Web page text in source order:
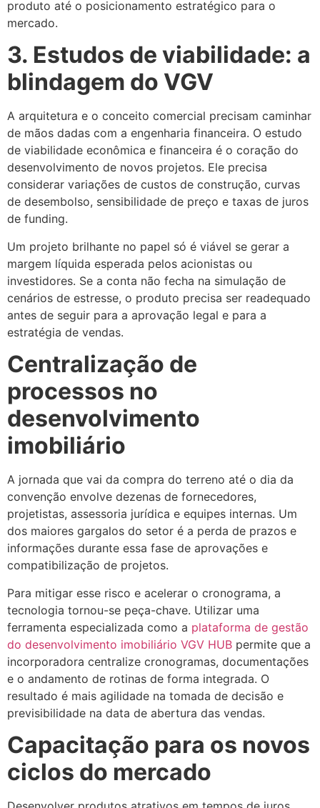
produto até o posicionamento estratégico para o
mercado.
3. Estudos de viabilidade: a
blindagem do VGV
A arquitetura e o conceito comercial precisam caminhar
de mãos dadas com a engenharia financeira. O estudo
de viabilidade econômica e financeira é o coração do
desenvolvimento de novos projetos. Ele precisa
considerar variações de custos de construção, curvas
de desembolso, sensibilidade de preço e taxas de juros
de funding.
Um projeto brilhante no papel só é viável se gerar a
margem líquida esperada pelos acionistas ou
investidores. Se a conta não fecha na simulação de
cenários de estresse, o produto precisa ser readequado
antes de seguir para a aprovação legal e para a
estratégia de vendas.
Centralização de
processos no
desenvolvimento
imobiliário
A jornada que vai da compra do terreno até o dia da
convenção envolve dezenas de fornecedores,
projetistas, assessoria jurídica e equipes internas. Um
dos maiores gargalos do setor é a perda de prazos e
informações durante essa fase de aprovações e
compatibilização de projetos.
Para mitigar esse risco e acelerar o cronograma, a
tecnologia tornou-se peça-chave. Utilizar uma
ferramenta especializada como a plataforma de gestão
do desenvolvimento imobiliário VGV HUB permite que a
incorporadora centralize cronogramas, documentações
e o andamento de rotinas de forma integrada. O
resultado é mais agilidade na tomada de decisão e
previsibilidade na data de abertura das vendas.
Capacitação para os novos
ciclos do mercado